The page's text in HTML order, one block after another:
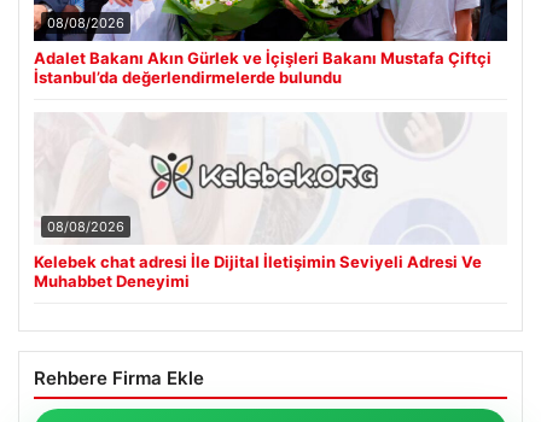
08/08/2026
Adalet Bakanı Akın Gürlek ve İçişleri Bakanı Mustafa Çiftçi
İstanbul’da değerlendirmelerde bulundu
08/08/2026
Kelebek chat adresi İle Dijital İletişimin Seviyeli Adresi Ve
Muhabbet Deneyimi
Rehbere Firma Ekle